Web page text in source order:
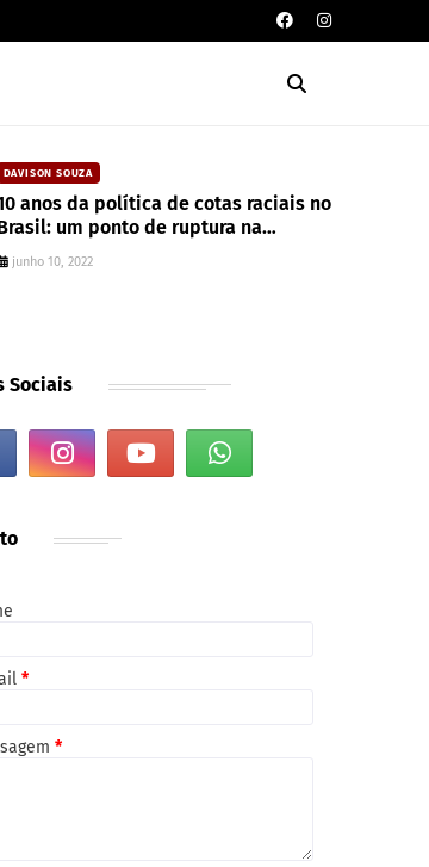
Seis poemas de Stephen Crane
traduzidos por Mayk Oliveira
Sociais
*
*